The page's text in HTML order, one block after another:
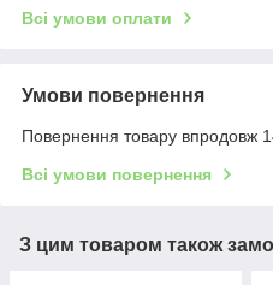
Всі умови оплати
Умови повернення
Повернення товару впродовж
Всі умови повернення
З цим товаром також